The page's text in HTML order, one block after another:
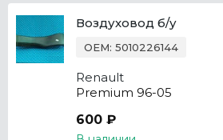
Воздуховод б/у
OEM: 5010226144
Renault
Premium 96-05
600 ₽